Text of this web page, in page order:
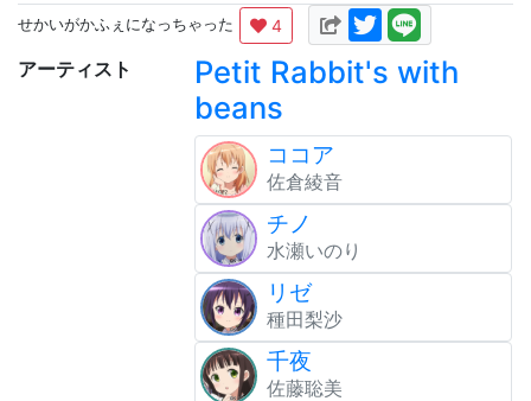
せかいがかふぇになっちゃった 4
アーティスト
Petit Rabbit's with
beans
ココア
佐倉綾音
チノ
水瀬いのり
リゼ
種田梨沙
千夜
佐藤聡美